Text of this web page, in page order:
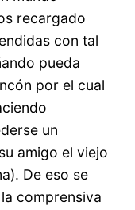
recargado
con tal
pueda
por el cual
un
amigo el viejo
De eso se
comprensiva